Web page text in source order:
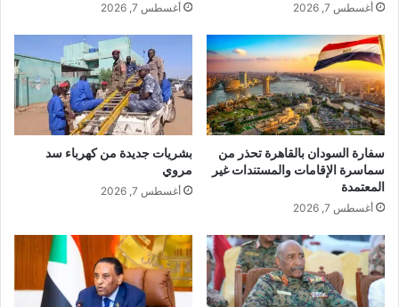
أغسطس 7, 2026 أغسطس 7, 2026
سفارة السودان بالقاهرة تحذر من
سماسرة الإقامات والمستندات غير
المعتمدة
أغسطس 7, 2026
بشريات جديدة من كهرباء سد
مروي
أغسطس 7, 2026